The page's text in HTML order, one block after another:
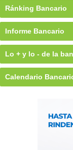
Ránking Bancario
Informe Bancario
Lo + y lo - de la
Calendario